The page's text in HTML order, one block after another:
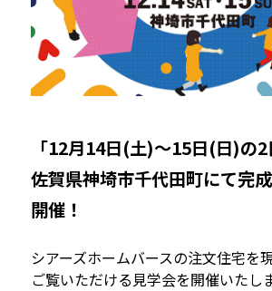
「12月14日(土)〜15日(日)の2
佐賀県神埼市千代田町にて完
開催！
シアーズホームバースの注文住宅を
ご覧いただける見学会を開催いたし